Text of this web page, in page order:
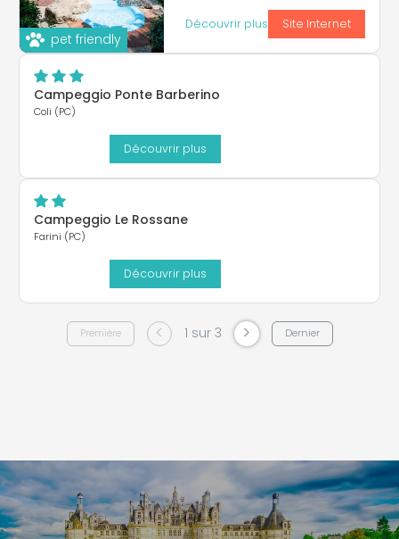
pet friendly
Découvrir plus Site Internet
Campeggio Ponte Barberino
Coli (PC)
Découvrir plus
Campeggio Le Rossane
Farini (PC)
Découvrir plus
Première < 1 sur 3 > Dernier